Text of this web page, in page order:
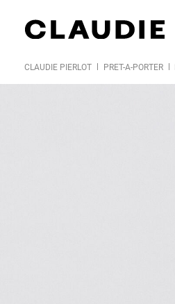
CLAUDIE PIERLOT PRÊT-À-PORTER